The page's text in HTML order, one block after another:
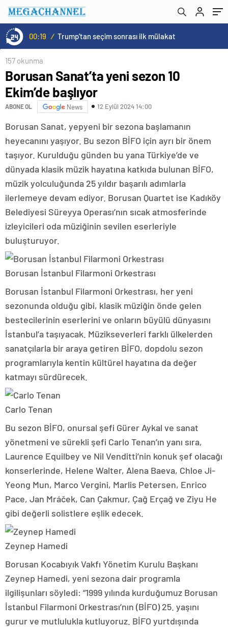
00:19 / Trump’tan seçim sonrası ilk mülakat
157 okunma
Borusan Sanat’ta yeni sezon 10
Ekim’de başlıyor
ABONE OL News 12 Eylül 2024 14:00
Borusan Sanat, yepyeni bir sezona başlamanın
heyecanını yaşıyor. Bu sezon BİFO için ayrı bir önem
taşıyor. Kurulduğu günden bu yana Türkiye’de ve
dünyada klasik müzik hayatına katkıda bulunan BİFO,
müzik yolculuğunda 25 yıldır başarılı adımlarla
ilerlemeye devam ediyor. Borusan Quartet ise Kadıköy
Belediyesi Süreyya Operası’nın sıcak atmosferinde
izleyicileri oda müziğinin sevilen eserleriyle
buluşturuyor.
Borusan İstanbul Filarmoni Orkestrası
Borusan İstanbul Filarmoni Orkestrası, her yeni
sezonunda olduğu gibi, klasik müziğin önde gelen
bestecilerinin eserlerini ve onların büyülü dünyasını
İstanbul’a taşıyacak. Müzikseverleri farklı ülkelerden
sanatçılarla bir araya getiren BİFO, dopdolu sezon
programlarıyla kentin kültürel hayatına da değer
katmayı sürdürecek.
Carlo Tenan
Bu sezon BİFO, onursal şefi Gürer Aykal ve sanat
yönetmeni ve sürekli şefi Carlo Tenan’ın yanı sıra,
Laurence Equilbey ve Nil Venditti’nin konuk şef olacağı
konserlerinde, Helene Walter, Alena Baeva, Chloe Ji-
Yeong Mun, Marco Vergini, Marlis Petersen, Enrico
Pace, Jan Mráček, Can Çakmur, Çağ Erçağ ve Ziyu He
gibi değerli solistlere eşlik edecek.
Zeynep Hamedi
Borusan Kocabıyık Vakfı Yönetim Kurulu Başkanı
Zeynep Hamedi, yeni sezona dair programla
ilgilişunları söyledi: “1999 yılında kurduğumuz Borusan
İstanbul Filarmoni Orkestrası’nın (BİFO) 25. yaşını
gurur ve mutlulukla kutluyoruz. BİFO yurtdışında